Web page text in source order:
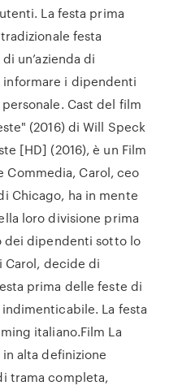
La festa prima
festa
un’azienda di
i dipendenti
Cast del film
(2016) di Will Speck
[HD] (2016), è un Film
Commedia, Carol, ceo
Chicago, ha in mente
loro divisione prima
dei dipendenti sotto lo
Carol, decide di
prima delle feste di
La festa
italiano.Film La
alta definizione
trama completa,